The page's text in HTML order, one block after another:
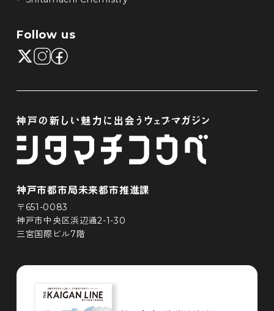
Follow us
神戸市都市局未来都市推進課
〒651-0083
神戸市中央区浜辺通2-1-30
三宮国際ビル7階